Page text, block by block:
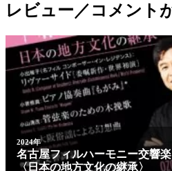
レビュー／コメント
2024年
名古屋フィルハーモニー交響
〈日本の地方文化の継承〉